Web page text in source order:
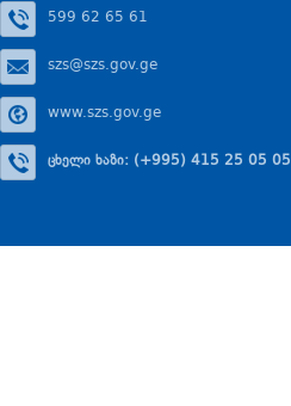
599 62 65 61
szs@szs.gov.ge
www.szs.gov.ge
ცხელი ხაზი: (+995) 415 25 05 05